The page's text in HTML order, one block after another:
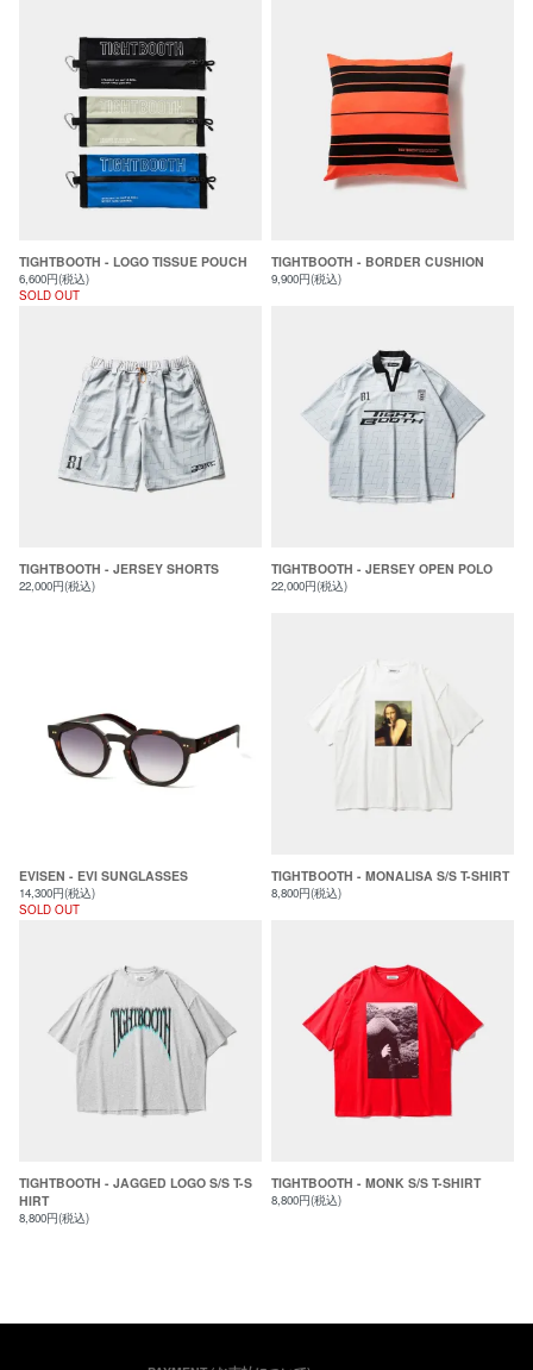
TIGHTBOOTH - LOGO TISSUE POUCH
6,600円(税込)
SOLD OUT
TIGHTBOOTH - BORDER CUSHION
9,900円(税込)
TIGHTBOOTH - JERSEY SHORTS
22,000円(税込)
TIGHTBOOTH - JERSEY OPEN POLO
22,000円(税込)
EVISEN - EVI SUNGLASSES
14,300円(税込)
SOLD OUT
TIGHTBOOTH - MONALISA S/S T-SHIRT
8,800円(税込)
TIGHTBOOTH - JAGGED LOGO S/S T-S
HIRT
8,800円(税込)
TIGHTBOOTH - MONK S/S T-SHIRT
8,800円(税込)